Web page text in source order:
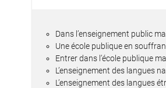
Dans l’enseignement public
Une école publique en
Entrer dans l’école publique
L’enseignement des langues
L’enseignement des langues